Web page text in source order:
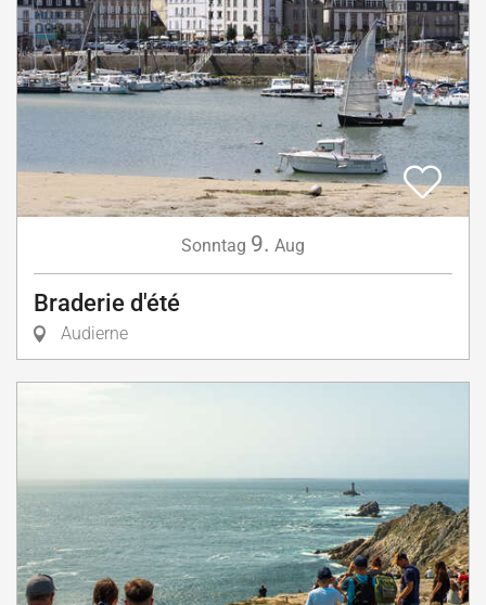
Sonntag 9. Aug
Braderie d'été
Audierne